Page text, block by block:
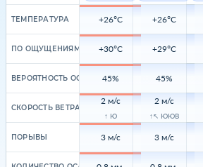
ТЕМПЕРАТУРА
ПО ОЩУЩЕНИЯМ
ВЕРОЯТНОСТЬ ОСАДКОВ
СКОРОСТЬ ВЕТРА
ПОРЫВЫ
+26°C
+30°C
45%
2 м/с
↑ Ю
3 м/с
+26°C
+29°C
45%
2 м/с
↑↖ ЮЮВ
3 м/с